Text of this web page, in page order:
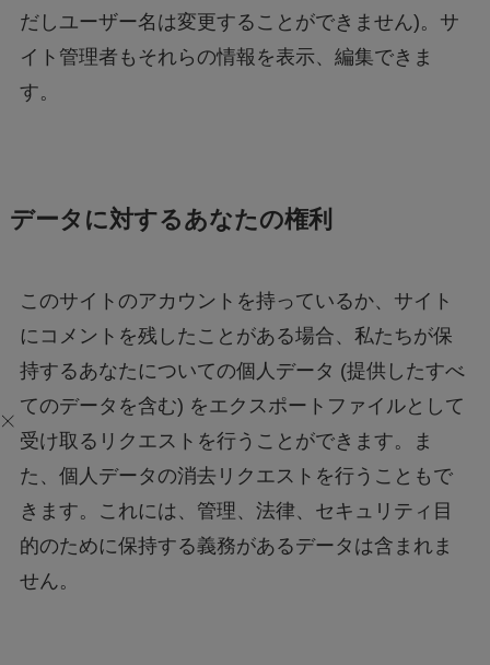
だしユーザー名は変更することができません)。サ
イト管理者もそれらの情報を表示、編集できま
す。
データに対するあなたの権利
このサイトのアカウントを持っているか、サイト
にコメントを残したことがある場合、私たちが保
持するあなたについての個人データ (提供したすべ
てのデータを含む) をエクスポートファイルとして
受け取るリクエストを行うことができます。ま
た、個人データの消去リクエストを行うこともで
きます。これには、管理、法律、セキュリティ目
的のために保持する義務があるデータは含まれま
せん。